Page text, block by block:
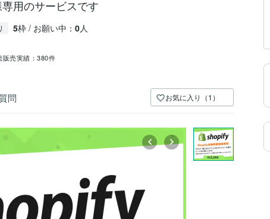
用のサービスです
5枠 / お願い中： 0人
販売実績： 380件
問 お気に入り（1）